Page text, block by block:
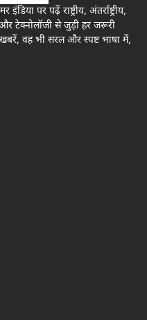
पर पढ़ें राष्ट्रीय, अंतर्राष्ट्रीय,
टेक्नोलॉजी से जुड़ी हर जरूरी
वह भी सरल और स्पष्ट भाषा में,